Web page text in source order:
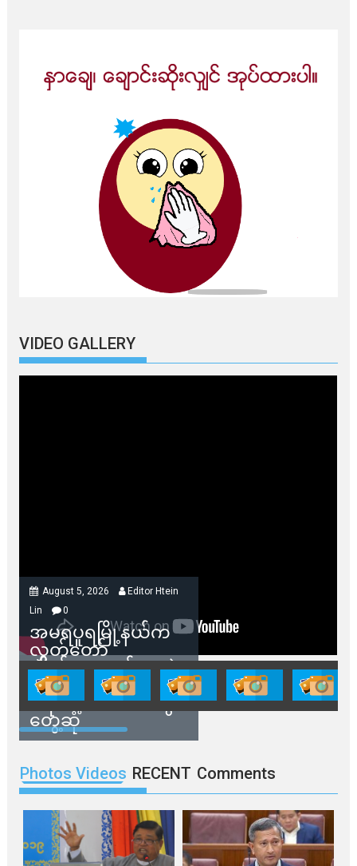
VIDEO GALLERY
August 5, 2026
Editor Htein
Lin
0
အမရပူရမြို့နယ်က
လွှတ်တော်
ကိုယ်စားလှယ်တွေနဲ့
နေအိမ်တွေဖျက်သိမ်း
ခံရမယ့် ဒေသခံတွေ
တွေ့ဆုံ
Photos Videos RECENT Comments